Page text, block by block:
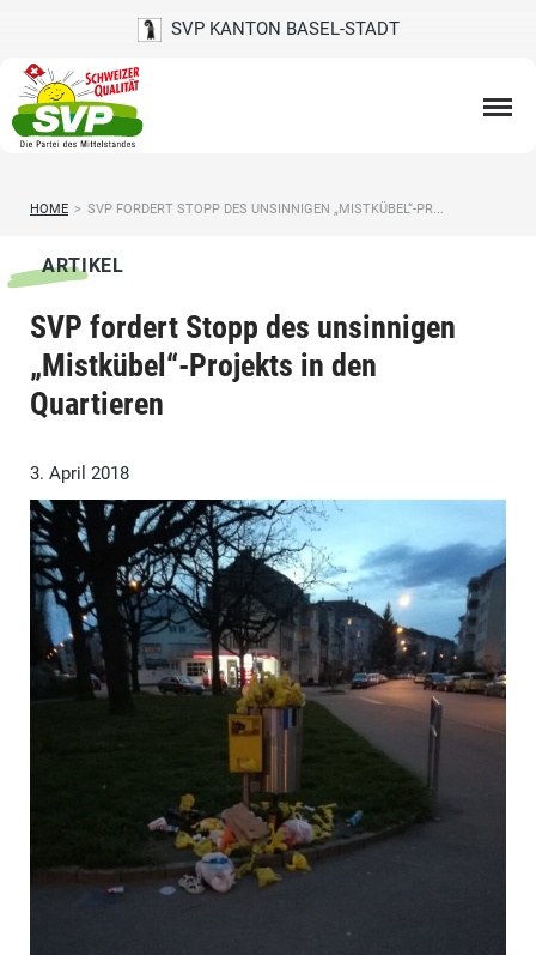
SVP KANTON BASEL-STADT
HOME > SVP FORDERT STOPP DES UNSINNIGEN „MISTKÜBEL“-PR...
ARTIKEL
SVP fordert Stopp des unsinnigen
„Mistkübel“-Projekts in den
Quartieren
3. April 2018